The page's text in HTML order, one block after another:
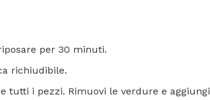
per 30 minuti.
richiudibile.
tutti i pezzi. Rimuovi le verdure e aggiungi